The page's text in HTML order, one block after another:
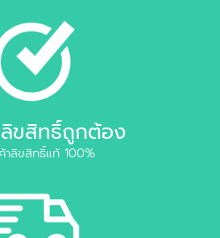
ขสิทธิ์ถูกต้อง
าลิขสิทธิ์แท้ 100%